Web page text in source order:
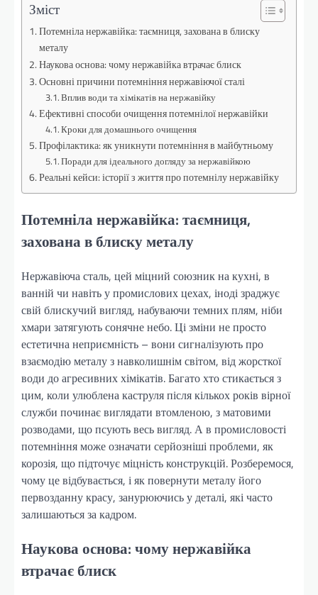
Зміст
Потемніла нержавійка: таємниця, захована в блиску
металу
Наукова основа: чому нержавійка втрачає блиск
Основні причини потемніння нержавіючої сталі
Вплив води та хімікатів на нержавійку
Ефективні способи очищення потемнілої нержавійки
Кроки для домашнього очищення
Профілактика: як уникнути потемніння в майбутньому
Поради для ідеального догляду за нержавійкою
Реальні кейси: історії з життя про потемнілу нержавійку
Потемніла нержавійка: таємниця,
захована в блиску металу
Нержавіюча сталь, цей міцний союзник на кухні, в
ванній чи навіть у промислових цехах, іноді зраджує
свій блискучий вигляд, набуваючи темних плям, ніби
хмари затягують сонячне небо. Ці зміни не просто
естетична неприємність – вони сигналізують про
взаємодію металу з навколишнім світом, від жорсткої
води до агресивних хімікатів. Багато хто стикається з
цим, коли улюблена каструля після кількох років вірної
служби починає виглядати втомленою, з матовими
розводами, що псують весь вигляд. А в промисловості
потемніння може означати серйозніші проблеми, як
корозія, що підточує міцність конструкцій. Розберемося,
чому це відбувається, і як повернути металу його
первозданну красу, занурюючись у деталі, які часто
залишаються за кадром.
Наукова основа: чому нержавійка
втрачає блиск